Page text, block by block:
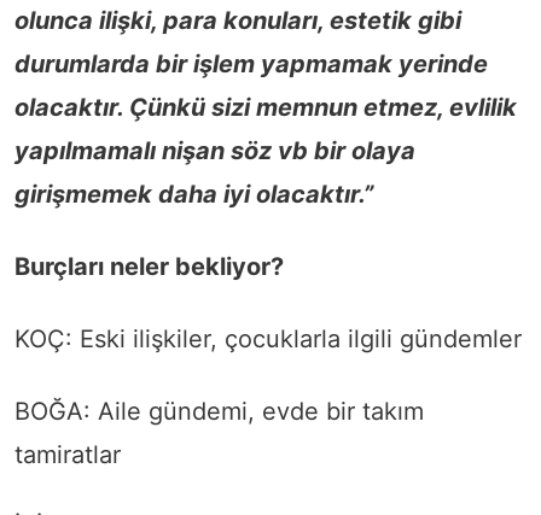
olunca ilişki, para konuları, estetik gibi
durumlarda bir işlem yapmamak yerinde
olacaktır. Çünkü sizi memnun etmez, evlilik
yapılmamalı nişan söz vb bir olaya
girişmemek daha iyi olacaktır.”
Burçları neler bekliyor?
KOÇ: Eski ilişkiler, çocuklarla ilgili gündemler
BOĞA: Aile gündemi, evde bir takım
tamiratlar